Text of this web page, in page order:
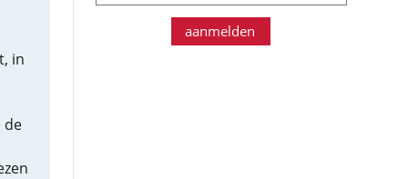
in
de
aanmelden